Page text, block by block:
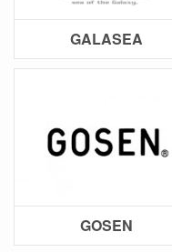
GALASEA
GOSEN